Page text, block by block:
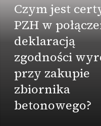
Czym jest
PZH w
deklaracją
zgodności
przy zakupie
zbiornika
betonowego?